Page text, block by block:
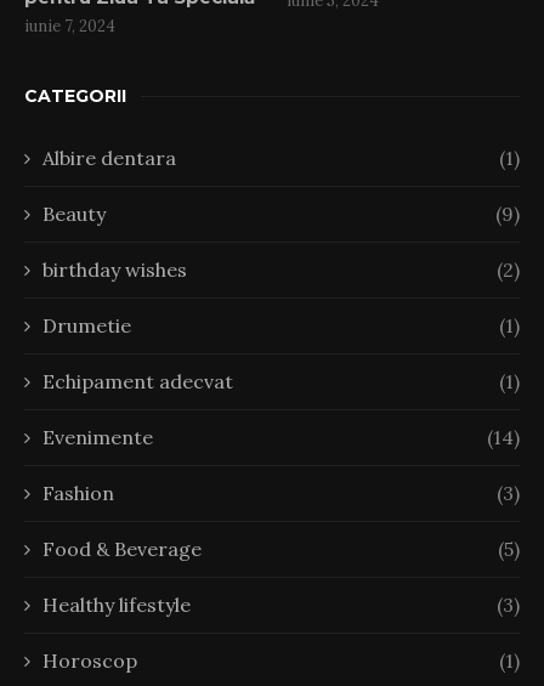
iunie 7, 2024
CATEGORII
Albire dentara (1)
Beauty (9)
birthday wishes (2)
Drumetie (1)
Echipament adecvat (1)
Evenimente (14)
Fashion (3)
Food & Beverage (5)
Healthy lifestyle (3)
Horoscop (1)